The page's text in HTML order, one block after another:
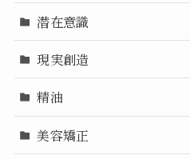
潜在意識
現実創造
精油
美容矯正